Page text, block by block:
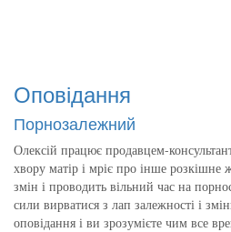
Оповідання
Порнозалежний
Олексій працює продавцем-
хвору матір і мріє про інше розкішне
змін і проводить вільний час на
сили вирватися з лап залежності і
оповідання і ви зрозумієте чим все